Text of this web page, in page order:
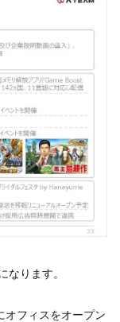
ります。
オフィスをオープン